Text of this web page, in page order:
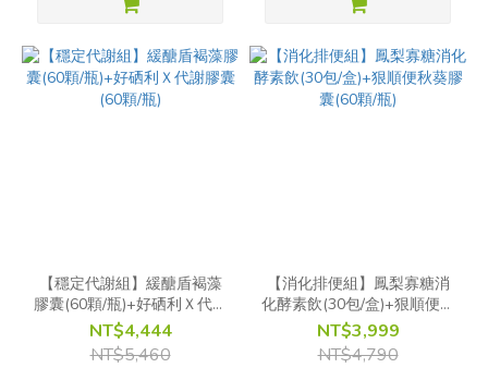
【穩定代謝組】緩醣盾褐藻
膠囊(60顆/瓶)+好硒利Ｘ代謝
膠囊(60顆/瓶)
NT$4,444
NT$5,460
【消化排便組】鳳梨寡糖消
化酵素飲(30包/盒)+狠順便秋
葵膠囊(60顆/瓶)
NT$3,999
NT$4,790